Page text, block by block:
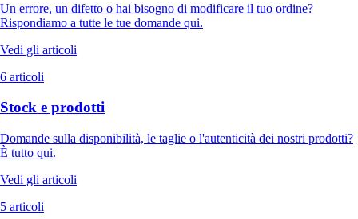
Un errore, un difetto o hai bisogno di modificare il tuo ordine?
Rispondiamo a tutte le tue domande qui.
Vedi gli articoli
6 articoli
Stock e prodotti
Domande sulla disponibilità, le taglie o l'autenticità dei nostri prodotti?
È tutto qui.
Vedi gli articoli
5 articoli